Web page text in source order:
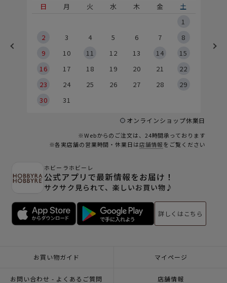
日
月 火 水 木 金
土
1
2
3 4 5 6 7
8
9
10 11 12 13 14
15
16
17 18 19 20 21
22
23
24 25 26 27 28
29
30
31
オンラインショップ休業日
※Webからのご注文は、24時間承っております
※各実店舗の営業時間・休業日は店舗情報をご覧ください
ホビーラホビーレ
公式アプリで最新情報をお届け！
サクサク見られて、楽しいお買い物♪
詳しくはこちら
お買い物ガイド マイページ
お問い合わせ - よくあるご質問 店舗情報